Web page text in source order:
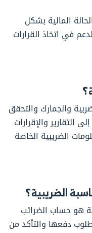
المالية بشكل
في اتخاذ القرارات
والجمارك والتحقق
التقارير والإقرارات
الضريبية الخاصة
الضريبية؟
هو حساب الضرائب
دفعها والتأكد من